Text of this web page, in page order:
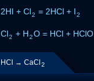
2HI + Cl2 = 2HCl + I2
Cl2 + H2O = HCl + HClO
HCl → CaCl 2